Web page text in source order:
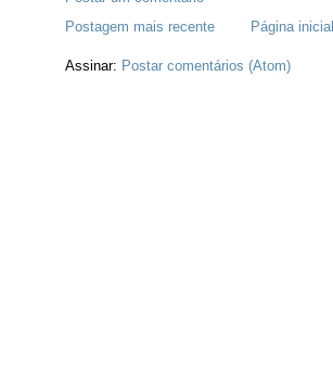
Postagem mais recente
Página inicial
Assinar: Postar comentários (Atom)